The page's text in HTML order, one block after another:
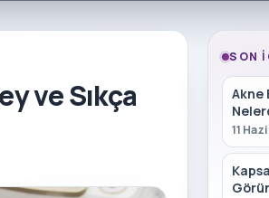
ve Sıkça
SON
Akne
11